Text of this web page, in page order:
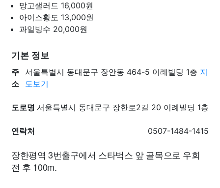
망고샐러드 16,000원
아이스황도 13,000원
과일빙수 20,000원
기본 정보
주
소
서울특별시 동대문구 장안동 464-5 이례빌딩 1층 지
도보기
도로명 서울특별시 동대문구 장한로2길 20 이례빌딩 1층
연락처 0507-1484-1415
장한평역 3번출구에서 스타벅스 앞 골목으로 우회
전 후 100m.